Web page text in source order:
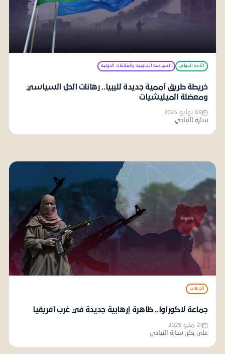
الأمن الدولي السياسة الخارجية والعلاقات الدولية
خريطة طريق أممية جديدة لليبيا.. رهانات الحل السياسي
ومعضلة الميليشيات
09 يوليو 2025
سارة النيادي
الإرهاب
جماعة لاكوراوا.. ظاهرة إرهابية جديدة في غرب أفريقيا
21 مايو 2025
علي بكر, سارة النيادي